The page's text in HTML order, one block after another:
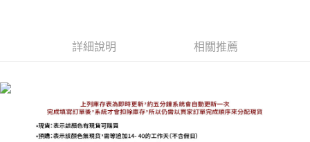
詳細說明 相關推薦